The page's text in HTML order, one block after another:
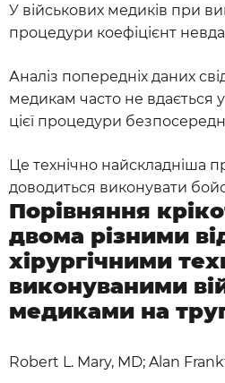
У військових медиків при
процедури коефіцієнт
Аналіз попередніх даних
медикам часто не вдається
цієї процедури
Це технічно найскладніша
доводиться виконувати
Порівняння
двома різними
хірургічними
виконуваними
медиками на
Robert L. Mary, MD; Alan